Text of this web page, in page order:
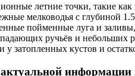
летние точки, такие
мелководья с глубиной
пойменные луга и
ручьёв и небольших
у затопленных кустов и
информации